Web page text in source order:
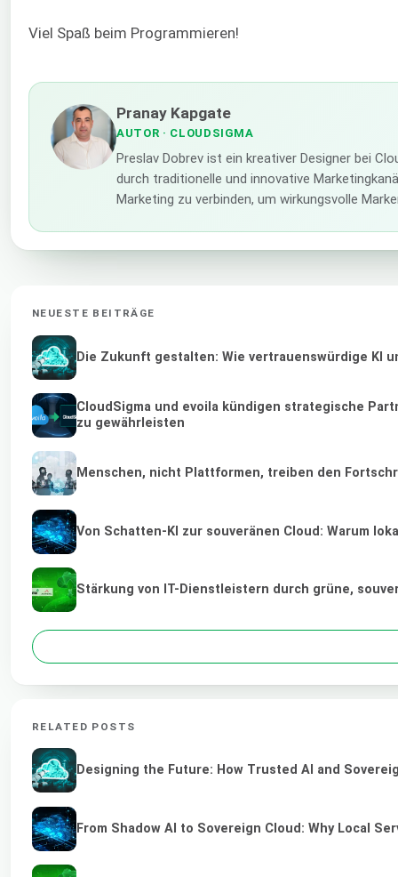
Viel Spaß beim Programmieren!
Pranay Kapgate
AUTOR · CLOUDSIGMA
Preslav Dobrev ist ein kreativer Designer bei
durch traditionelle und innovative
Marketing zu verbinden, um wirkungsvolle
NEUESTE BEITRÄGE
Die Zukunft gestalten: Wie vertrauenswürdige KI
CloudSigma und evoila kündigen strategische
zu gewährleisten
Menschen, nicht Plattformen, treiben den
Von Schatten-KI zur souveränen Cloud: Warum
Stärkung von IT-Dienstleistern durch grüne,
RELATED POSTS
Designing the Future: How Trusted AI and
From Shadow AI to Sovereign Cloud: Why Local